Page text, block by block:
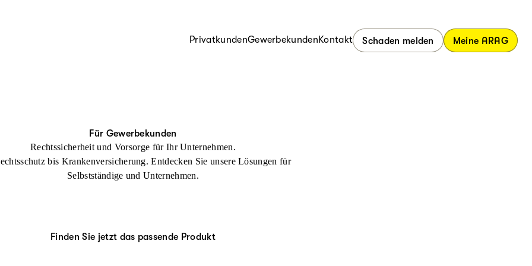
PrivatkundenGewerbekundenKontakt Schaden melden Meine ARAG
Für Gewerbekunden
Rechtssicherheit und Vorsorge für Ihr Unternehmen.
bis Krankenversicherung. Entdecken Sie unsere Lösungen für
Selbstständige und Unternehmen.
Finden Sie jetzt das passende Produkt